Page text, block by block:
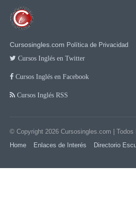
Cursosingles.com Política de Privacidad
Cursos Inglés en Twitter
Cursos Inglés en Facebook
Cursos Inglés RSS
© Copyright 2026 Cursosingles.com |
Home
Enlaces de Interés Directorio